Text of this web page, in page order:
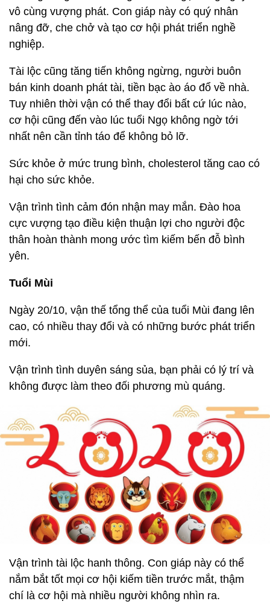
vô cùng vượng phát. Con giáp này có quý nhân
nâng đỡ, che chở và tạo cơ hội phát triển nghề
nghiệp.
Tài lộc cũng tăng tiến không ngừng, người buôn
bán kinh doanh phát tài, tiền bạc ào áo đổ về nhà.
Tuy nhiên thời vận có thể thay đổi bất cứ lúc nào,
cơ hội cũng đến vào lúc tuổi Ngọ không ngờ tới
nhất nên cần tỉnh táo để không bỏ lỡ.
Sức khỏe ở mức trung bình, cholesterol tăng cao có
hại cho sức khỏe.
Vận trình tình cảm đón nhận may mắn. Đào hoa
cực vượng tạo điều kiện thuận lợi cho người độc
thân hoàn thành mong ước tìm kiếm bến đỗ bình
yên.
Tuổi Mùi
Ngày 20/10, vận thế tổng thể của tuổi Mùi đang lên
cao, có nhiều thay đổi và có những bước phát triển
mới.
Vận trình tình duyên sáng sủa, bạn phải có lý trí và
không được làm theo đối phương mù quáng.
Vận trình tài lộc hanh thông. Con giáp này có thể
nắm bắt tốt mọi cơ hội kiếm tiền trước mắt, thậm
chí là cơ hội mà nhiều người không nhìn ra.